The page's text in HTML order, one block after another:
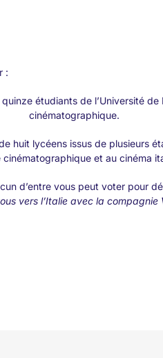
:
étudiants de l’Université
cinématographique.
huit lycéens issus de plusieurs
cinématographique et au cinéma
d’entre vous peut voter pour
vers l’Italie avec la compagnie